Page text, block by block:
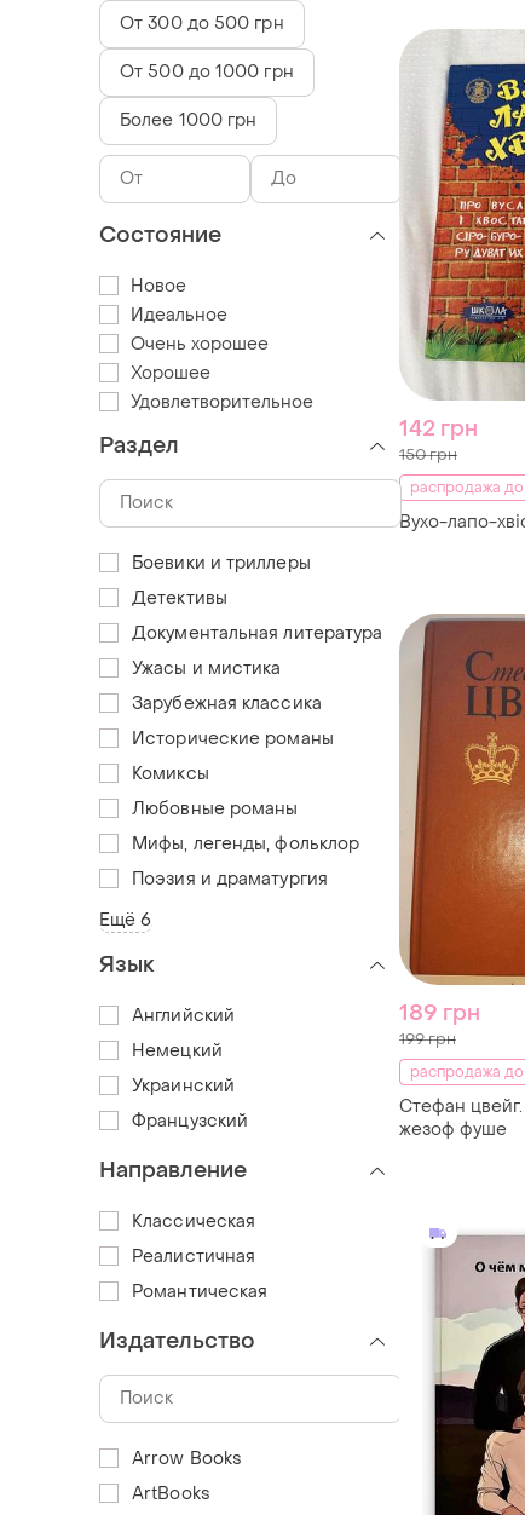
142 грн
150 грн
распродажа до
Вухо-лапо-
189 грн
199 грн
распродажа до
Стефан
жезоф фуше
От 300 до 500 грн
От 500 до 1000 грн
Более 1000 грн
Состояние
Новое
Идеальное
Очень хорошее
Хорошее
Удовлетворительное
Раздел
Боевики и триллеры
Детективы
Документальная литература
Ужасы и мистика
Зарубежная классика
Исторические романы
Комиксы
Любовные романы
Мифы, легенды, фольклор
Поэзия и драматургия
Ещё 6
Язык
Английский
Немецкий
Украинский
Французский
Направление
Классическая
Реалистичная
Романтическая
Издательство
Arrow Books
ArtBooks